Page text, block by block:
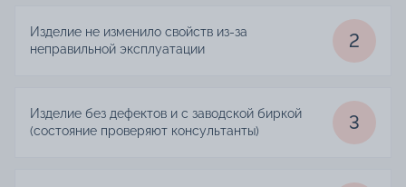
Изделие не изменило свойств из-за
неправильной эксплуатации
2
Изделие без дефектов и с заводской биркой
(состояние проверяют консультанты)
3